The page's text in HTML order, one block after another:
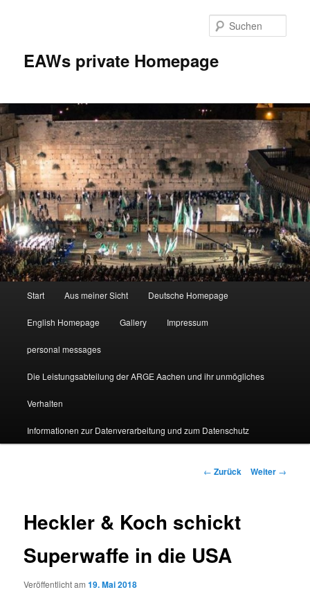
EAWs private Homepage
Start Aus meiner Sicht Deutsche Homepage
English Homepage Gallery Impressum
personal messages
Die Leistungsabteilung der ARGE Aachen und ihr unmögliches
Verhalten
Informationen zur Datenverarbeitung und zum Datenschutz
Beitragsnavigation
← Zurück Weiter →
Heckler & Koch schickt
Superwaffe in die USA
Veröffentlicht am19. Mai 2018